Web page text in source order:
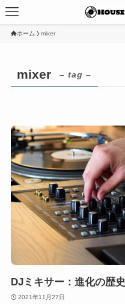
ホーム mixer
mixer – tag –
DJミキサー：進化の歴史
2021年11月27日